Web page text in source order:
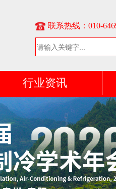
联系热线：010-
行业资讯